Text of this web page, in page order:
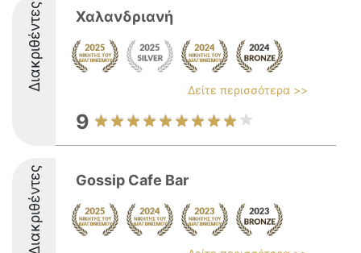
Διακριθέντες Χαλανδριανή
Δείτε περισσότερα >>
9
Διακριθέντες Gossip Cafe Bar